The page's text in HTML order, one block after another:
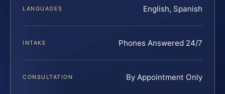
LANGUAGES English, Spanish
INTAKE Phones Answered 24/7
CONSULTATION By Appointment Only